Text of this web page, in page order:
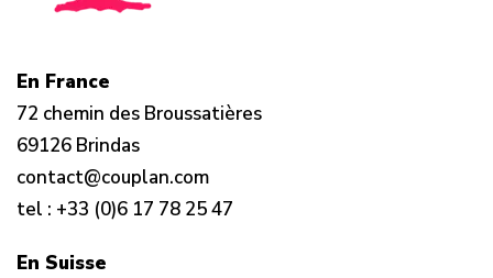
En France
72 chemin des Broussatières
69126 Brindas
contact@couplan.com
tel : +33 (0)6 17 78 25 47
En Suisse